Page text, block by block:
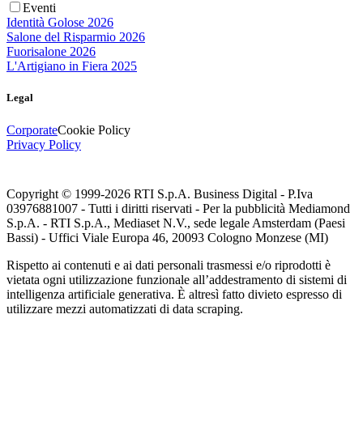
Eventi
Identità Golose 2026
Salone del Risparmio 2026
Fuorisalone 2026
L'Artigiano in Fiera 2025
Legal
CorporateCookie Policy
Privacy Policy
Copyright © 1999-2026 RTI S.p.A. Business Digital - P.Iva
03976881007 - Tutti i diritti riservati - Per la pubblicità Mediamond
S.p.A. - RTI S.p.A., Mediaset N.V., sede legale Amsterdam (Paesi
Bassi) - Uffici Viale Europa 46, 20093 Cologno Monzese (MI)
Rispetto ai contenuti e ai dati personali trasmessi e/o riprodotti è
vietata ogni utilizzazione funzionale all’addestramento di sistemi di
intelligenza artificiale generativa. È altresì fatto divieto espresso di
utilizzare mezzi automatizzati di data scraping.